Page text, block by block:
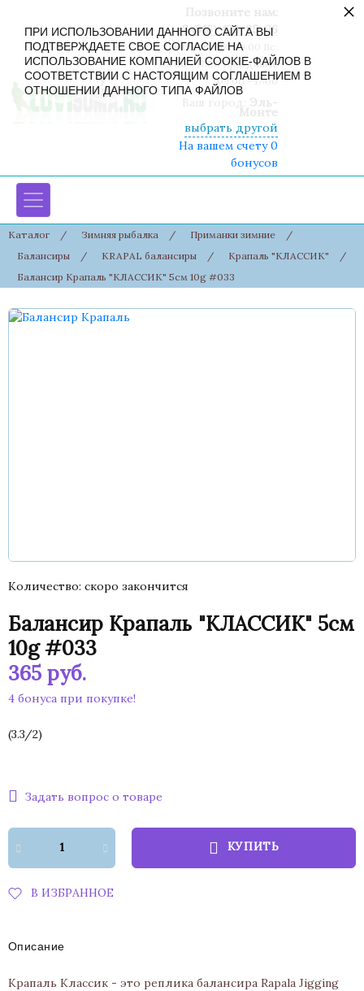
8 (916) 430-85-06
Пн-Сб: 09:00 - 19:00 Вс:
09:00 - 17:00 Праздники:
09:00 - 17:00
выбрать другой
На вашем счету 0
бонусов
Каталог / Зимняя рыбалка / Приманки зимние
/
Балансиры
/ KRAPAL балансиры / Крапаль "КЛАССИК"
/
Балансир Крапаль "КЛАССИК" 5см 10g #033
Количество скоро закончится
Балансир Крапаль "КЛАССИК" 5см
10g #033
365 руб.
4 бонуса при покупке!
(3.3/2)
Задать вопрос о товаре
КУПИТЬ
В ИЗБРАННОЕ
Описание
Крапаль Классик - это реплика балансира Rapala Jigging
ПРИ ИСПОЛЬЗОВАНИИ ДАННОГО САЙТА ВЫ
ПОДТВЕРЖДАЕТЕ СВОЕ СОГЛАСИЕ НА
ИСПОЛЬЗОВАНИЕ КОМПАНИЕЙ COOKIE-ФАЙЛОВ В
СООТВЕТСТВИИ С НАСТОЯЩИМ СОГЛАШЕНИЕМ В
ОТНОШЕНИИ ДАННОГО ТИПА ФАЙЛОВ
×